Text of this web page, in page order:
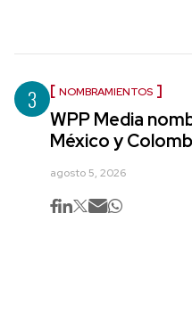
3 NOMBRAMIENTOS
WPP Media
México y
agosto 5, 2026